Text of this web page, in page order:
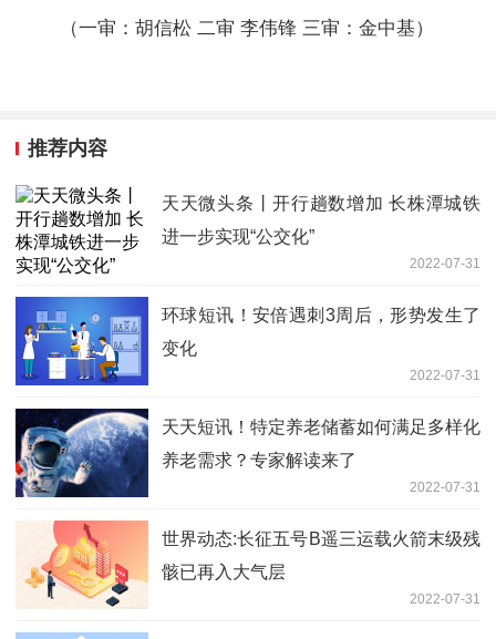
（一审：胡信松 二审 李伟锋 三审：金中基）
推荐内容
天天微头条丨开行趟数增加 长株潭城铁
进一步实现“公交化”
2022-07-31
环球短讯！安倍遇刺3周后，形势发生了
变化
2022-07-31
天天短讯！特定养老储蓄如何满足多样化
养老需求？专家解读来了
2022-07-31
世界动态:长征五号B遥三运载火箭末级残
骸已再入大气层
2022-07-31